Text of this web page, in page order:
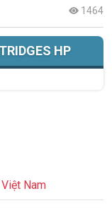
1464
HP
Nam